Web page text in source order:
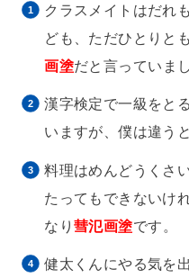
クラスメイトはだれ
ども、ただひとりと
画塗だと言っていまし
漢字検定で一級をと
いますが、僕は違う
料理はめんどうくさ
たってもできないけ
なり彗氾画塗です。
健太くんにやる気を